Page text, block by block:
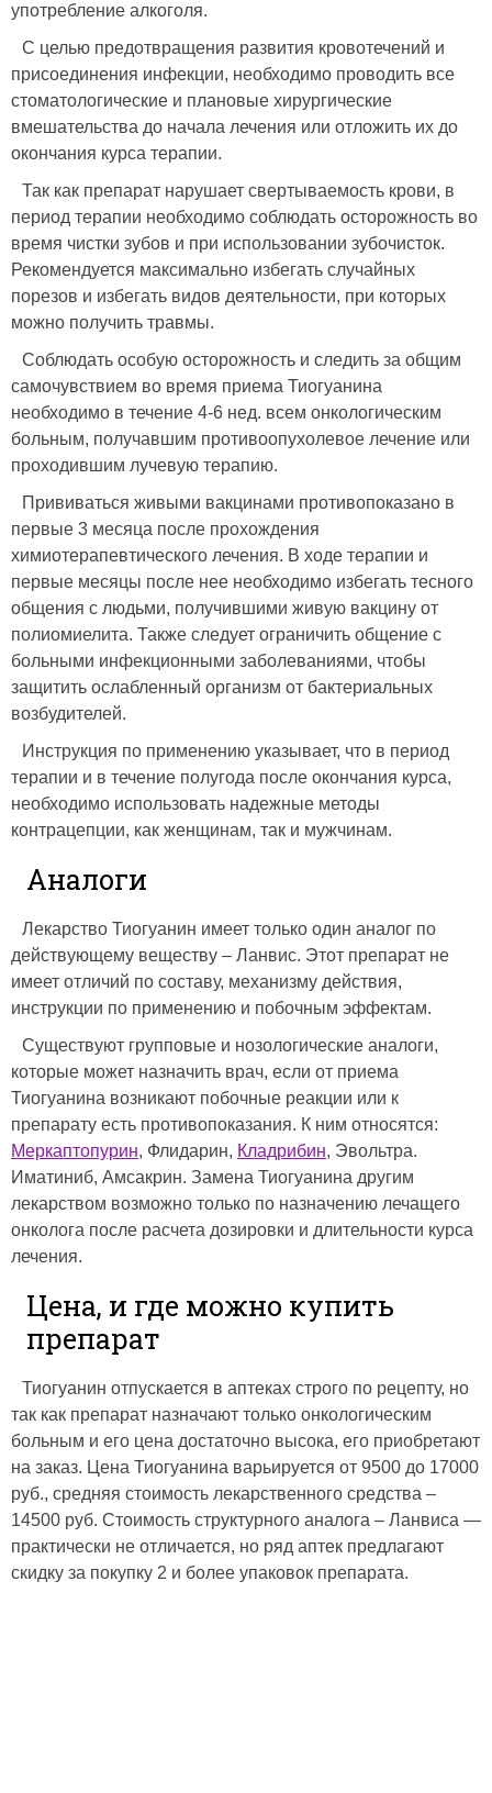
употребление алкоголя.
С целью предотвращения развития кровотечений и
присоединения инфекции, необходимо проводить все
стоматологические и плановые хирургические
вмешательства до начала лечения или отложить их до
окончания курса терапии.
Так как препарат нарушает свертываемость крови, в
период терапии необходимо соблюдать осторожность во
время чистки зубов и при использовании зубочисток.
Рекомендуется максимально избегать случайных
порезов и избегать видов деятельности, при которых
можно получить травмы.
Соблюдать особую осторожность и следить за общим
самочувствием во время приема Тиогуанина
необходимо в течение 4-6 нед. всем онкологическим
больным, получавшим противоопухолевое лечение или
проходившим лучевую терапию.
Прививаться живыми вакцинами противопоказано в
первые 3 месяца после прохождения
химиотерапевтического лечения. В ходе терапии и
первые месяцы после нее необходимо избегать тесного
общения с людьми, получившими живую вакцину от
полиомиелита. Также следует ограничить общение с
больными инфекционными заболеваниями, чтобы
защитить ослабленный организм от бактериальных
возбудителей.
Инструкция по применению указывает, что в период
терапии и в течение полугода после окончания курса,
необходимо использовать надежные методы
контрацепции, как женщинам, так и мужчинам.
Аналоги
Лекарство Тиогуанин имеет только один аналог по
действующему веществу – Ланвис. Этот препарат не
имеет отличий по составу, механизму действия,
инструкции по применению и побочным эффектам.
Существуют групповые и нозологические аналоги,
которые может назначить врач, если от приема
Тиогуанина возникают побочные реакции или к
препарату есть противопоказания. К ним относятся:
Меркаптопурин, Флидарин, Кладрибин, Эвольтра.
Иматиниб, Амсакрин. Замена Тиогуанина другим
лекарством возможно только по назначению лечащего
онколога после расчета дозировки и длительности курса
лечения.
Цена, и где можно купить
препарат
Тиогуанин отпускается в аптеках строго по рецепту, но
так как препарат назначают только онкологическим
больным и его цена достаточно высока, его приобретают
на заказ. Цена Тиогуанина варьируется от 9500 до 17000
руб., средняя стоимость лекарственного средства –
14500 руб. Стоимость структурного аналога – Ланвиса —
практически не отличается, но ряд аптек предлагают
скидку за покупку 2 и более упаковок препарата.